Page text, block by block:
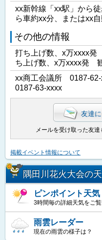
xx新幹線「xx駅」から
ら車約xx分、またはxx
その他の情報
打ち上げ数、x万xxxx
ち上げ数、x万xxxx発
xx商工会議所 0187-
0187-63-xxxx
友達
メールを受け取った友
掲載イベント情報について
隅田川花火大会の
ピンポイント天気
3時間毎の詳細天気をご覧
雨雲レーダー
現在の雨雲の様子は？